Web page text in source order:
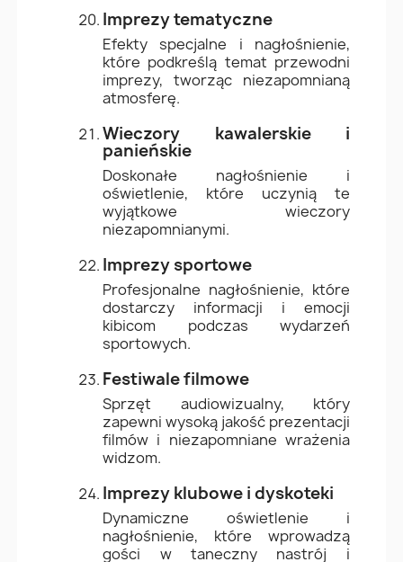
Imprezy tematyczne
Efekty specjalne i nagłośnienie,
które podkreślą temat przewodni
imprezy, tworząc niezapomnianą
atmosferę.
Wieczory kawalerskie i
panieńskie
Doskonałe nagłośnienie i
oświetlenie, które uczynią te
wyjątkowe wieczory
niezapomnianymi.
Imprezy sportowe
Profesjonalne nagłośnienie, które
dostarczy informacji i emocji
kibicom podczas wydarzeń
sportowych.
Festiwale filmowe
Sprzęt audiowizualny, który
zapewni wysoką jakość prezentacji
filmów i niezapomniane wrażenia
widzom.
Imprezy klubowe i dyskoteki
Dynamiczne oświetlenie i
nagłośnienie, które wprowadzą
gości w taneczny nastrój i